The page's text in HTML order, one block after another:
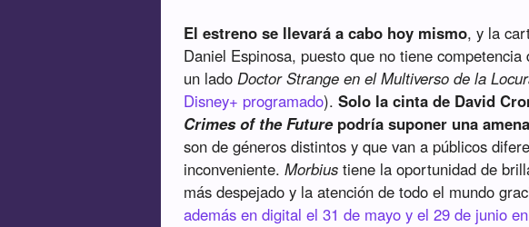
El estreno se llevará a cabo hoy mismo, y la
Daniel Espinosa, puesto que no tiene
un ladoDoctor Strange en el Multiverso de la
Disney+ programado).Solo la cinta de David
Crimes of the Futurepodría suponer una
son de géneros distintos y que van a públicos
inconveniente.Morbius tiene la oportunidad de
más despejado y la atención de todo el mundo
además en digital el 31 de mayo y el 29 de junio